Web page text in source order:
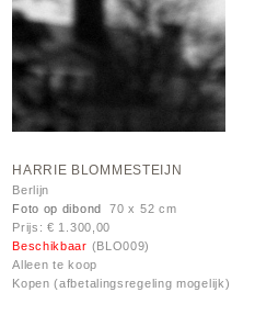
HARRIE BLOMMESTEIJN
Berlijn
Foto op dibond 70 x 52 cm
Prijs: € 1.300,00
Beschikbaar (BLO009)
Alleen te koop
Kopen (afbetalingsregeling mogelijk)